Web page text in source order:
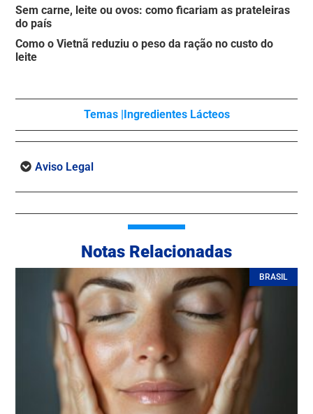
Sem carne, leite ou ovos: como ficariam as prateleiras
do país
Como o Vietnã reduziu o peso da ração no custo do
leite
Temas |Ingredientes Lácteos
Aviso Legal
Notas Relacionadas
BRASIL